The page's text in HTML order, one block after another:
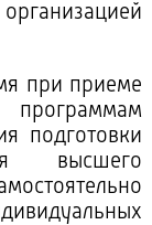
при приеме
программам
подготовки
высшего